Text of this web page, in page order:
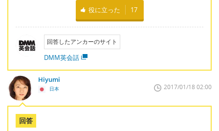
役に立った 17
回答したアンカーのサイト
DMM英会話
Hiyumi
日本 2017/01/18 02:00
回答